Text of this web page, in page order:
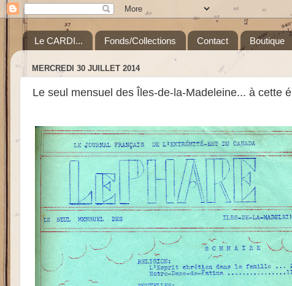
Le CARDI... Fonds/Collections Contact Boutique
MERCREDI 30 JUILLET 2014
Le seul mensuel des Îles-de-la-Madeleine... à cette